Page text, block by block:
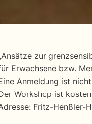
zur
Erwachsene bzw.
Anmeldung ist
Workshop ist
Fritz-Henßler-